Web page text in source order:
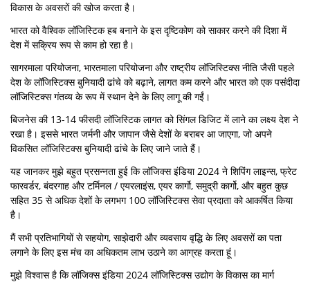
विकास के अवसरों की खोज करता है।
भारत को वैश्विक लॉजिस्टिक हब बनाने के इस दृष्टिकोण को साकार करने की दिशा में
देश में सक्रिय रूप से काम हो रहा है।
सागरमाला परियोजना, भारतमाला परियोजना और राष्ट्रीय लॉजिस्टिक्स नीति जैसी पहले
देश के लॉजिस्टिक्स बुनियादी ढांचे को बढ़ाने, लागत कम करने और भारत को एक पसंदीदा
लॉजिस्टिक्स गंतव्य के रूप में स्थान देने के लिए लागू की गईं।
बिजनेस की 13-14 फीसदी लॉजिस्टिक लागत को सिंगल डिजिट में लाने का लक्ष्य देश ने
रखा है। इससे भारत जर्मनी और जापान जैसे देशों के बराबर आ जाएगा, जो अपने
विकसित लॉजिस्टिक्स बुनियादी ढांचे के लिए जाने जाते हैं।
यह जानकर मुझे बहुत प्रसन्नता हुई कि लॉजिक्स इंडिया 2024 ने शिपिंग लाइन्स, फ्रेट
फारवर्डर, बंदरगाह और टर्मिनल / एयरलाइंस, एयर कार्गो, समुद्री कार्गो, और बहुत कुछ
सहित 35 से अधिक देशों के लगभग 100 लॉजिस्टिक्स सेवा प्रदाता को आकर्षित किया
है।
मैं सभी प्रतिभागियों से सहयोग, साझेदारी और व्यवसाय वृद्धि के लिए अवसरों का पता
लगाने के लिए इस मंच का अधिकतम लाभ उठाने का आग्रह करता हूं।
मुझे विश्वास है कि लॉजिक्स इंडिया 2024 लॉजिस्टिक्स उद्योग के विकास का मार्ग